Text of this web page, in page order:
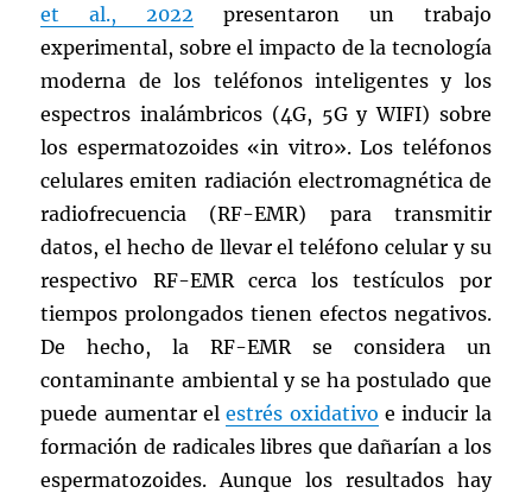
et al., 2022 presentaron un trabajo
experimental, sobre el impacto de la tecnología
moderna de los teléfonos inteligentes y los
espectros inalámbricos (4G, 5G y WIFI) sobre
los espermatozoides «in vitro». Los teléfonos
celulares emiten radiación electromagnética de
radiofrecuencia (RF-EMR) para transmitir
datos, el hecho de llevar el teléfono celular y su
respectivo RF-EMR cerca los testículos por
tiempos prolongados tienen efectos negativos.
De hecho, la RF-EMR se considera un
contaminante ambiental y se ha postulado que
puede aumentar elestrés oxidativo e inducir la
formación de radicales libres que dañarían a los
espermatozoides. Aunque los resultados hay